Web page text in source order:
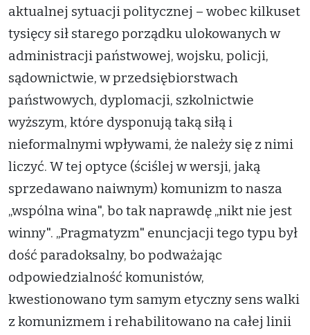
aktualnej sytuacji politycznej – wobec kilkuset
tysięcy sił starego porządku ulokowanych w
administracji państwowej, wojsku, policji,
sądownictwie, w przedsiębiorstwach
państwowych, dyplomacji, szkolnictwie
wyższym, które dysponują taką siłą i
nieformalnymi wpływami, że należy się z nimi
liczyć. W tej optyce (ściślej w wersji, jaką
sprzedawano naiwnym) komunizm to nasza
„wspólna wina", bo tak naprawdę „nikt nie jest
winny". „Pragmatyzm" enuncjacji tego typu był
dość paradoksalny, bo podważając
odpowiedzialność komunistów,
kwestionowano tym samym etyczny sens walki
z komunizmem i rehabilitowano na całej linii